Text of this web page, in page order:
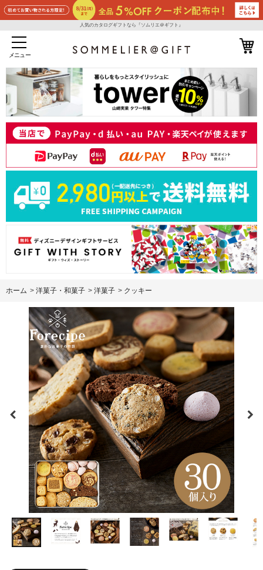
人気のカタログギフトなら『ソムリエ＠ギフト』
メニュー
ホーム > 洋菓子・和菓子 > 洋菓子 > クッキー